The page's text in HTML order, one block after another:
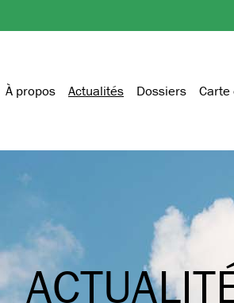
À propos Actualités Dossiers Carte